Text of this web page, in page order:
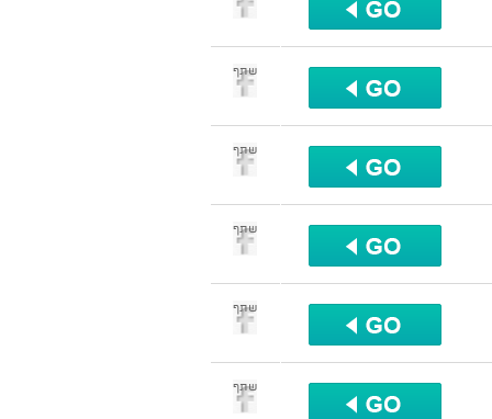
שתף
שתף
שתף
שתף
שתף